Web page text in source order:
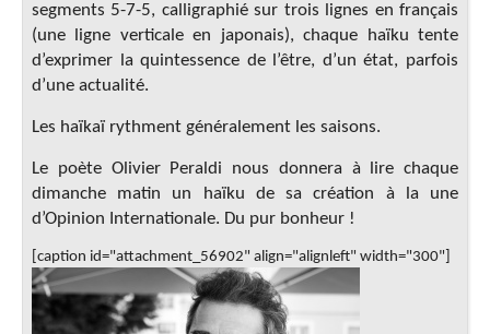
segments 5-7-5, calligraphié sur trois lignes en français
(une ligne verticale en japonais), chaque haïku tente
d’exprimer la quintessence de l’être, d’un état, parfois
d’une actualité.
Les haïkaï rythment généralement les saisons.
Le poète Olivier Peraldi nous donnera à lire chaque
dimanche matin un haïku de sa création à la une
d’Opinion Internationale. Du pur bonheur !
[caption id="attachment_56902" align="alignleft" width="300"]